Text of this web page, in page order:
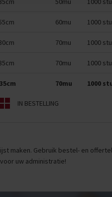
60mu 1000
70mu 1000
70mu 1000
70mu 1000
IN BESTELLING
maken. Gebruik bestel- en
uw administratie!